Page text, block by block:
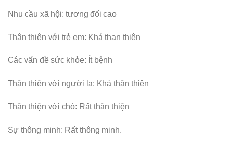
Nhu cầu xã hội: tương đối cao
Thân thiện với trẻ em: Khá than thiện
Các vấn đề sức khỏe: Ít bệnh
Thân thiện với người lạ: Khá thân thiện
Thân thiện với chó: Rất thân thiện
Sự thông minh: Rất thông minh.